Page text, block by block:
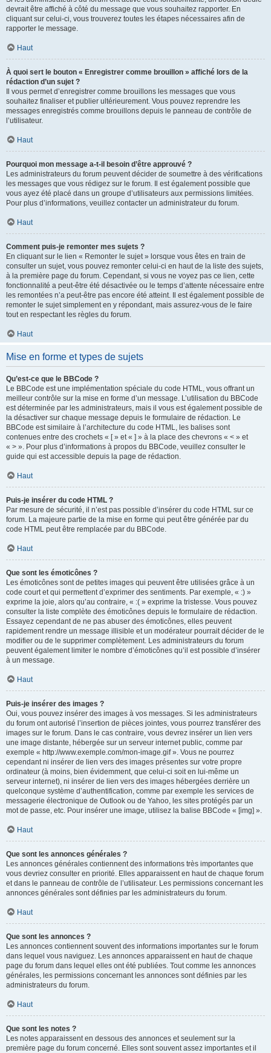
devrait être affiché à côté du message que vous souhaitez rapporter. En
cliquant sur celui-ci, vous trouverez toutes les étapes nécessaires afin de
rapporter le message.
Haut
À quoi sert le bouton « Enregistrer comme brouillon » affiché lors de la
rédaction d’un sujet ?
Il vous permet d’enregistrer comme brouillons les messages que vous
souhaitez finaliser et publier ultérieurement. Vous pouvez reprendre les
messages enregistrés comme brouillons depuis le panneau de contrôle de
l’utilisateur.
Haut
Pourquoi mon message a-t-il besoin d’être approuvé ?
Les administrateurs du forum peuvent décider de soumettre à des vérifications
les messages que vous rédigez sur le forum. Il est également possible que
vous ayez été placé dans un groupe d’utilisateurs aux permissions limitées.
Pour plus d’informations, veuillez contacter un administrateur du forum.
Haut
Comment puis-je remonter mes sujets ?
En cliquant sur le lien « Remonter le sujet » lorsque vous êtes en train de
consulter un sujet, vous pouvez remonter celui-ci en haut de la liste des sujets,
à la première page du forum. Cependant, si vous ne voyez pas ce lien, cette
fonctionnalité a peut-être été désactivée ou le temps d’attente nécessaire entre
les remontées n’a peut-être pas encore été atteint. Il est également possible de
remonter le sujet simplement en y répondant, mais assurez-vous de le faire
tout en respectant les règles du forum.
Haut
Mise en forme et types de sujets
Qu’est-ce que le BBCode ?
Le BBCode est une implémentation spéciale du code HTML, vous offrant un
meilleur contrôle sur la mise en forme d’un message. L’utilisation du BBCode
est déterminée par les administrateurs, mais il vous est également possible de
la désactiver sur chaque message depuis le formulaire de rédaction. Le
BBCode est similaire à l’architecture du code HTML, les balises sont
contenues entre des crochets « [ » et « ] » à la place des chevrons « < » et
« > ». Pour plus d’informations à propos du BBCode, veuillez consulter le
guide qui est accessible depuis la page de rédaction.
Haut
Puis-je insérer du code HTML ?
Par mesure de sécurité, il n’est pas possible d’insérer du code HTML sur ce
forum. La majeure partie de la mise en forme qui peut être générée par du
code HTML peut être remplacée par du BBCode.
Haut
Que sont les émoticônes ?
Les émoticônes sont de petites images qui peuvent être utilisées grâce à un
code court et qui permettent d’exprimer des sentiments. Par exemple, « :) »
exprime la joie, alors qu’au contraire, « :( » exprime la tristesse. Vous pouvez
consulter la liste complète des émoticônes depuis le formulaire de rédaction.
Essayez cependant de ne pas abuser des émoticônes, elles peuvent
rapidement rendre un message illisible et un modérateur pourrait décider de le
modifier ou de le supprimer complètement. Les administrateurs du forum
peuvent également limiter le nombre d’émoticônes qu’il est possible d’insérer
à un message.
Haut
Puis-je insérer des images ?
Oui, vous pouvez insérer des images à vos messages. Si les administrateurs
du forum ont autorisé l’insertion de pièces jointes, vous pourrez transférer des
images sur le forum. Dans le cas contraire, vous devrez insérer un lien vers
une image distante, hébergée sur un serveur internet public, comme par
exemple « http://www.exemple.com/mon-image.gif ». Vous ne pourrez
cependant ni insérer de lien vers des images présentes sur votre propre
ordinateur (à moins, bien évidemment, que celui-ci soit en lui-même un
serveur internet), ni insérer de lien vers des images hébergées derrière un
quelconque système d’authentification, comme par exemple les services de
messagerie électronique de Outlook ou de Yahoo, les sites protégés par un
mot de passe, etc. Pour insérer une image, utilisez la balise BBCode « [img] ».
Haut
Que sont les annonces générales ?
Les annonces générales contiennent des informations très importantes que
vous devriez consulter en priorité. Elles apparaissent en haut de chaque forum
et dans le panneau de contrôle de l’utilisateur. Les permissions concernant les
annonces générales sont définies par les administrateurs du forum.
Haut
Que sont les annonces ?
Les annonces contiennent souvent des informations importantes sur le forum
dans lequel vous naviguez. Les annonces apparaissent en haut de chaque
page du forum dans lequel elles ont été publiées. Tout comme les annonces
générales, les permissions concernant les annonces sont définies par les
administrateurs du forum.
Haut
Que sont les notes ?
Les notes apparaissent en dessous des annonces et seulement sur la
première page du forum concerné. Elles sont souvent assez importantes et il